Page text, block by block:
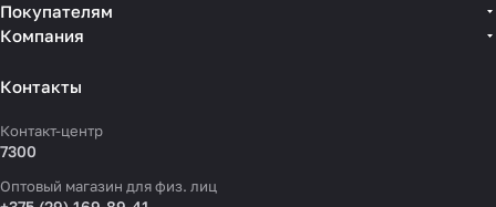
Покупателям
Компания
Контакты
Контакт-центр
7300
Оптовый магазин для физ. лиц